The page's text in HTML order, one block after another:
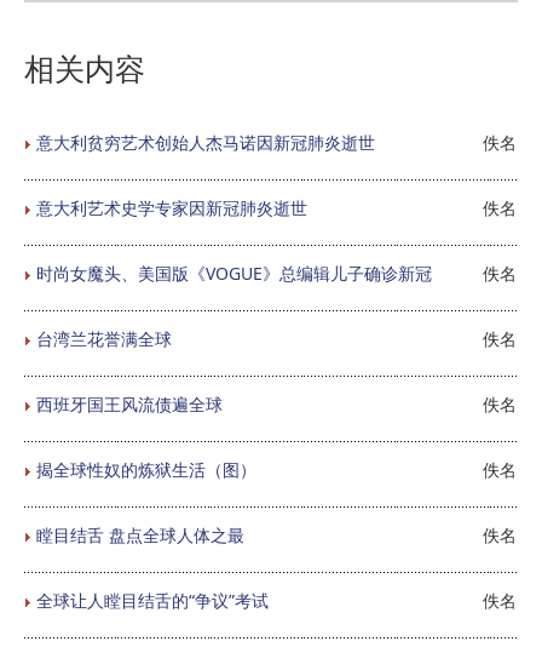
相关内容
意大利贫穷艺术创始人杰马诺因新冠肺炎逝世 佚名
意大利艺术史学专家因新冠肺炎逝世 佚名
时尚女魔头、美国版《VOGUE》总编辑儿子确诊新冠 佚名
台湾兰花誉满全球 佚名
西班牙国王风流债遍全球 佚名
揭全球性奴的炼狱生活（图） 佚名
瞠目结舌 盘点全球人体之最 佚名
全球让人瞠目结舌的“争议”考试 佚名